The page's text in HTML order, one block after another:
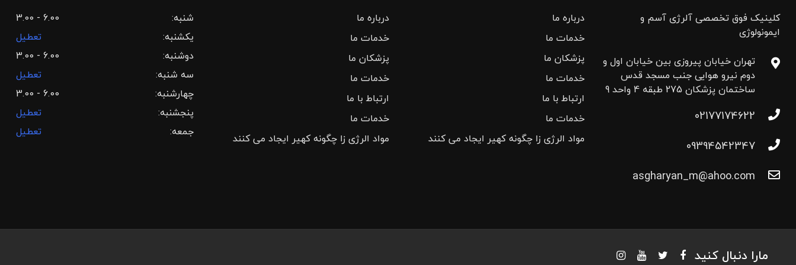
کلینیک فوق تخصصی آلرژی آسم و
ایمونولوژی
تهران خیابان پیروزی بین خیابان اول و
دوم نیرو هوایی جنب مسجد قدس
ساختمان پزشکان 275 طبقه 4 واحد 9
02177174622
09394542347
asgharyan_m@ahoo.com
درباره ما
خدمات ما
پزشکان ما
خدمات ما
ارتباط با ما
خدمات ما
مواد الرژی زا چگونه کهیر ایجاد می کنند
درباره ما
خدمات ما
پزشکان ما
خدمات ما
ارتباط با ما
خدمات ما
مواد الرژی زا چگونه کهیر ایجاد می کنند
شنبه:
3.00 - 6.00
یکشنبه:
تعطیل
دوشنبه:
3.00 - 6.00
سه شنبه:
تعطیل
چهارشنبه:
3.00 - 6.00
پنجشنبه:
تعطیل
جمعه:
تعطیل
مارا دنبال کنید